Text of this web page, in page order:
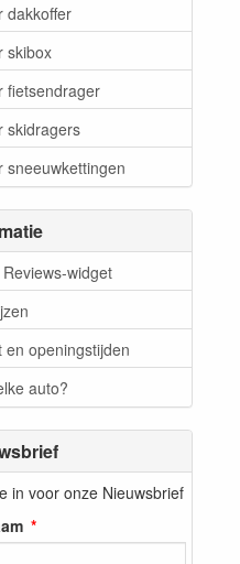
dakkoffer
skibox
fietsendrager
skidragers
sneeuwkettingen
widget
en openingstijden
auto?
in voor onze Nieuwsbrief